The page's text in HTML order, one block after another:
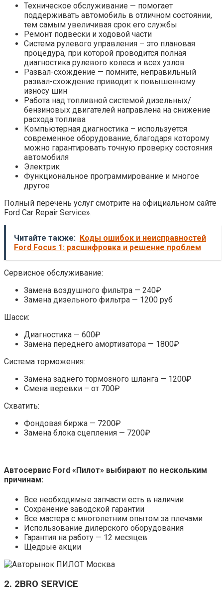
Техническое обслуживание — помогает
поддерживать автомобиль в отличном состоянии,
тем самым увеличивая срок его службы
Ремонт подвески и ходовой части
Система рулевого управления – это плановая
процедура, при которой проводится полная
диагностика рулевого колеса и всех узлов
Развал-схождение — помните, неправильный
развал-схождение приводит к повышенному
износу шин
Работа над топливной системой дизельных/
бензиновых двигателей направлена ​​на снижение
расхода топлива
Компьютерная диагностика – используется
современное оборудование, благодаря которому
можно гарантировать точную проверку состояния
автомобиля
Электрик
Функциональное программирование и многое
другое
Полный перечень услуг смотрите на официальном сайте
Ford Car Repair Service».
Читайте также: Коды ошибок и неисправностей
Ford Focus 1: расшифровка и решение проблем
Сервисное обслуживание:
Замена воздушного фильтра — 240₽
Замена дизельного фильтра — 1200 руб
Шасси:
Диагностика — 600₽
Замена переднего амортизатора — 1800₽
Система торможения:
Замена заднего тормозного шланга — 1200₽
Смена веревки – от 700₽
Схватить:
Фондовая биржа — 7200₽
Замена блока сцепления — 7200₽
Автосервис Ford «Пилот» выбирают по нескольким
причинам:
Все необходимые запчасти есть в наличии
Сохранение заводской гарантии
Все мастера с многолетним опытом за плечами
Использование дилерского оборудования
Гарантия на работу — 12 месяцев
Щедрые акции
2. 2BRO SERVICE